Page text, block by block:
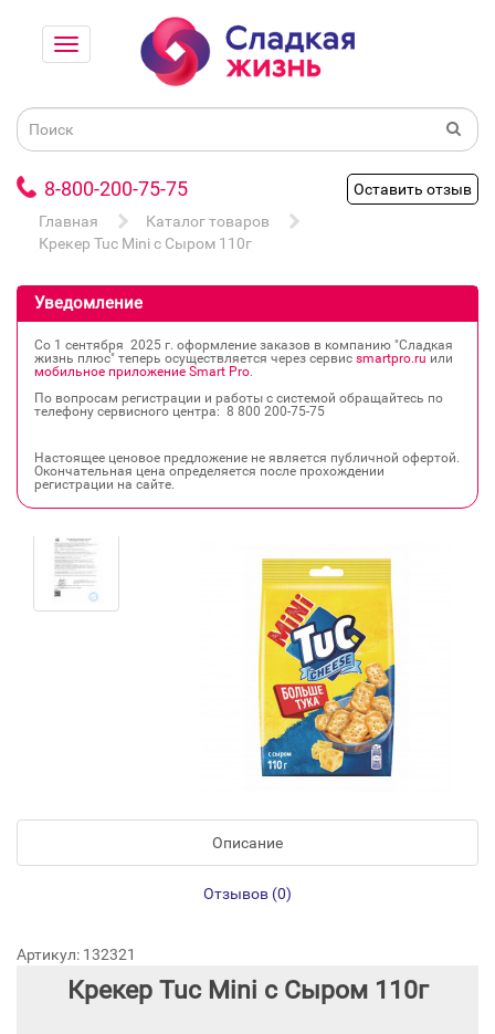
8-800-200-75-75
Оставить отзыв
Главная
Каталог товаров
Крекер Tuc Mini с Сыром 110г
Уведомление
Со 1 сентября 2025 г. оформление заказов в компанию "Сладкая
жизнь плюс" теперь осуществляется через сервис smartpro.ru или
мобильное приложение Smart Pro.
По вопросам регистрации и работы с системой обращайтесь по
телефону сервисного центра: 8 800 200‐75‐75
Настоящее ценовое предложение не является публичной офертой.
Окончательная цена определяется после прохождении
регистрации на сайте.
Описание
Отзывов (0)
Артикул: 132321
Крекер Tuc Mini с Сыром 110г